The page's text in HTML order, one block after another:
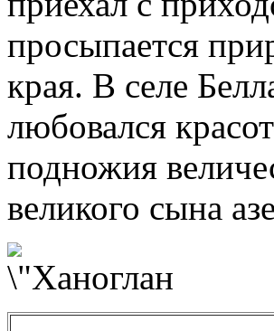
просыпается
края. В селе
любовался
подножия
великого сына